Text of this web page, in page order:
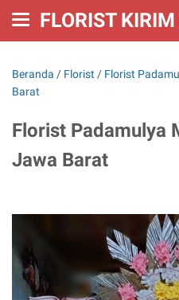
FLORIST
Beranda / Florist / Florist
Barat
Florist Padamulya
Jawa Barat